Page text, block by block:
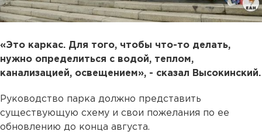
«Это каркас. Для того, чтобы что-то делать,
нужно определиться с водой, теплом,
канализацией, освещением», - сказал Высокинский.
Руководство парка должно представить
существующую схему и свои пожелания по ее
обновлению до конца августа.